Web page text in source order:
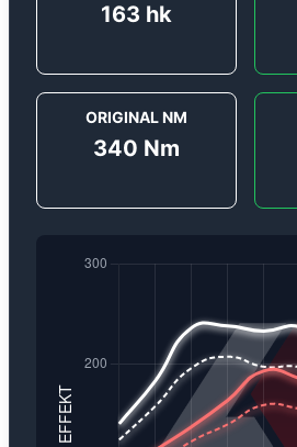
163 hk
ORIGINAL NM
340 Nm